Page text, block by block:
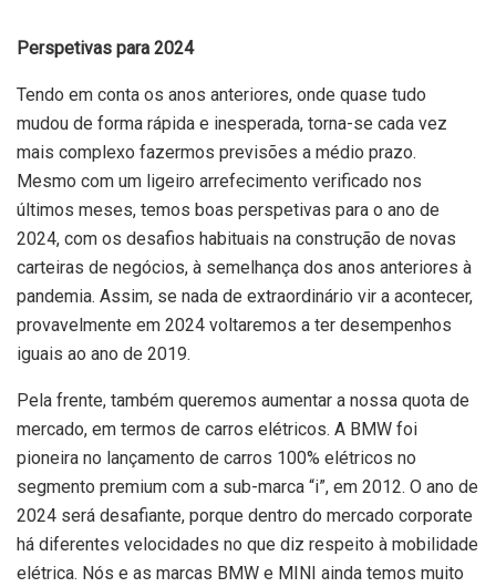
Perspetivas para 2024
Tendo em conta os anos anteriores, onde quase tudo
mudou de forma rápida e inesperada, torna-se cada vez
mais complexo fazermos previsões a médio prazo.
Mesmo com um ligeiro arrefecimento verificado nos
últimos meses, temos boas perspetivas para o ano de
2024, com os desafios habituais na construção de novas
carteiras de negócios, à semelhança dos anos anteriores à
pandemia. Assim, se nada de extraordinário vir a acontecer,
provavelmente em 2024 voltaremos a ter desempenhos
iguais ao ano de 2019.
Pela frente, também queremos aumentar a nossa quota de
mercado, em termos de carros elétricos. A BMW foi
pioneira no lançamento de carros 100% elétricos no
segmento premium com a sub-marca “i”, em 2012. O ano de
2024 será desafiante, porque dentro do mercado corporate
há diferentes velocidades no que diz respeito à mobilidade
elétrica. Nós e as marcas BMW e MINI ainda temos muito